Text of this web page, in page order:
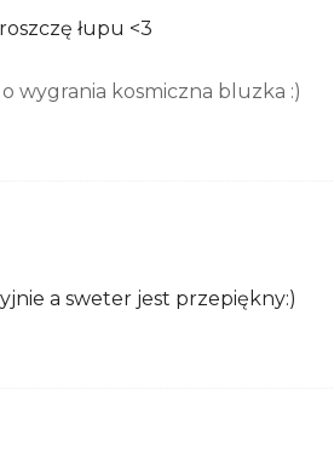
łupu <3
wygrania kosmiczna bluzka :)
a sweter jest przepiękny:)